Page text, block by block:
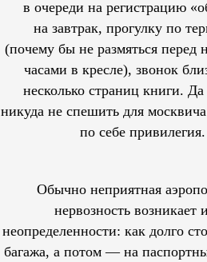
в очереди на регистрацию
на завтрак, прогулку по
(почему бы не размяться перед
часами в кресле), звонок
несколько страниц книги.
никуда не спешить для
по себе привилегия.
Обычно неприятная
нервозность возникает
неопределенности: как долго
багажа, а потом — на